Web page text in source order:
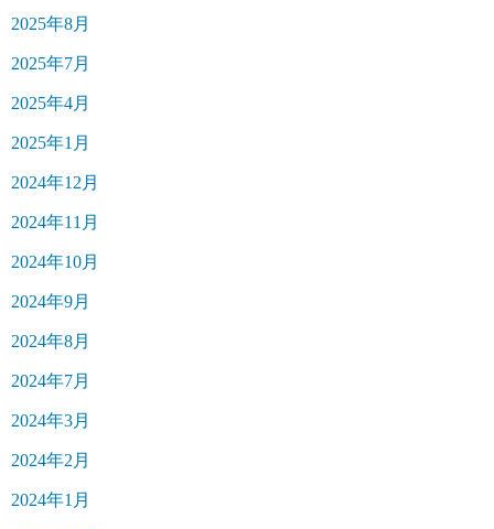
2025年8月
2025年7月
2025年4月
2025年1月
2024年12月
2024年11月
2024年10月
2024年9月
2024年8月
2024年7月
2024年3月
2024年2月
2024年1月